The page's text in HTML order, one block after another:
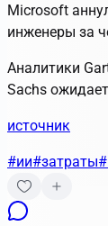
Microsoft
инженеры за
Аналитики
Sachs
источник
#ии#затраты